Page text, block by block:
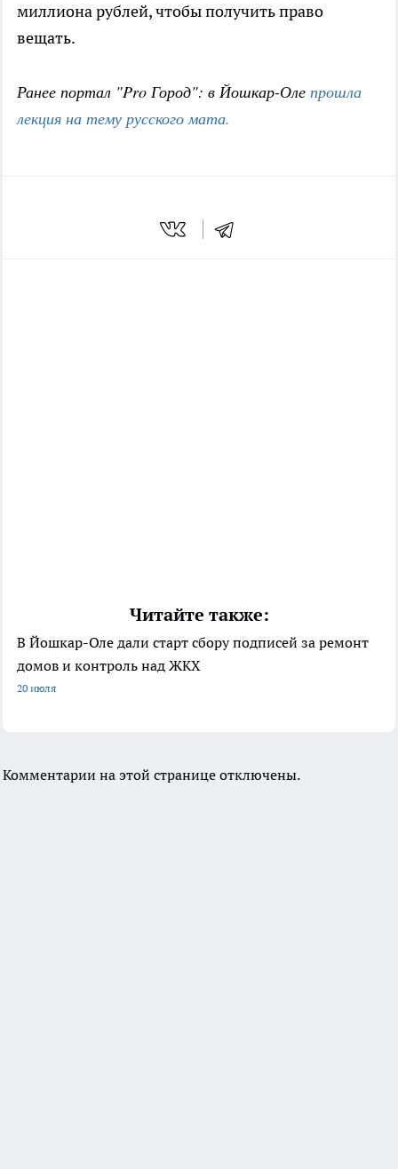
миллиона рублей, чтобы получить право
вещать.
Ранее портал "Pro Город": в Йошкар-Оле прошла
лекция на тему русского мата.
Читайте также:
В Йошкар-Оле дали старт сбору подписей за ремонт
домов и контроль над ЖКХ
20 июля
Комментарии на этой странице отключены.